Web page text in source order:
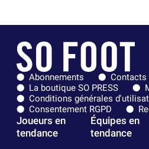
Abonnements
Contacts
La boutique SO PRESS
Conditions générales
Consentement RGPD
Joueurs en
tendance
Équipes en
tendance